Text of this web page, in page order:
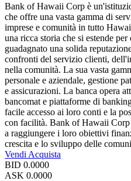
Bank of Hawaii Corp è
che offre una vasta gamma di
imprese e comunità in tutto
una ricca storia che si estende
guadagnato una solida
confronti del servizio clienti,
nella comunità. La sua vasta
personale e aziendale, gestione
e assicurazioni. La banca opera
bancomat e piattaforme di
facile accesso ai loro conti e la
con facilità. Bank of Hawaii Corp
a raggiungere i loro obiettivi
crescita e lo sviluppo delle
Vendi Acquista
BID 0.0000
ASK 0.0000